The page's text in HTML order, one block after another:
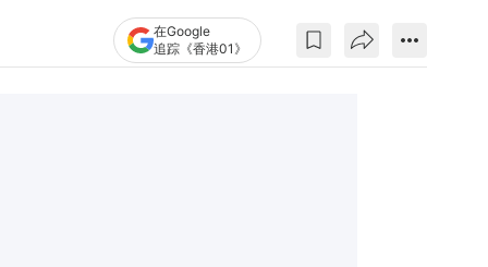
在Google
追踪《香港01》